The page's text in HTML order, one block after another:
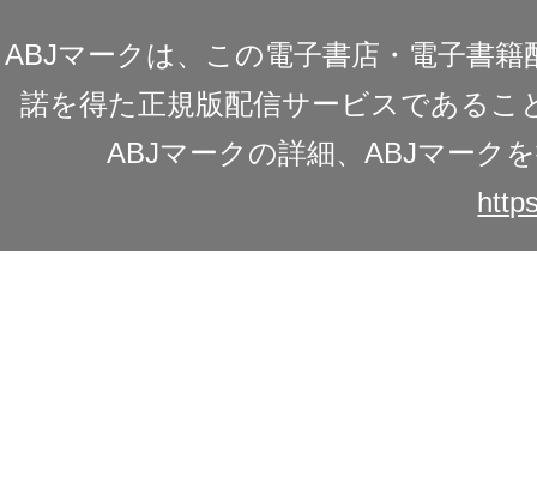
ABJマークは、この電子書店・電子書
諾を得た正規版配信サービスであるこ
ABJマークの詳細、ABJマーク